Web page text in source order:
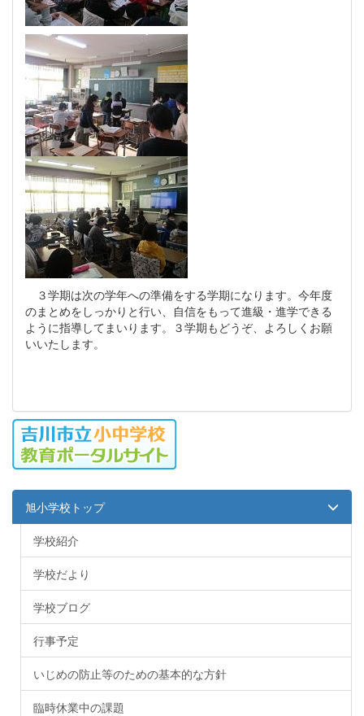
３学期は次の学年への準備をする学期になります。今年度
のまとめをしっかりと行い、自信をもって進級・進学できる
ように指導してまいります。３学期もどうぞ、よろしくお願
いいたします。
旭小学校トップ
学校紹介
学校だより
学校ブログ
行事予定
いじめの防止等のための基本的な方針
臨時休業中の課題